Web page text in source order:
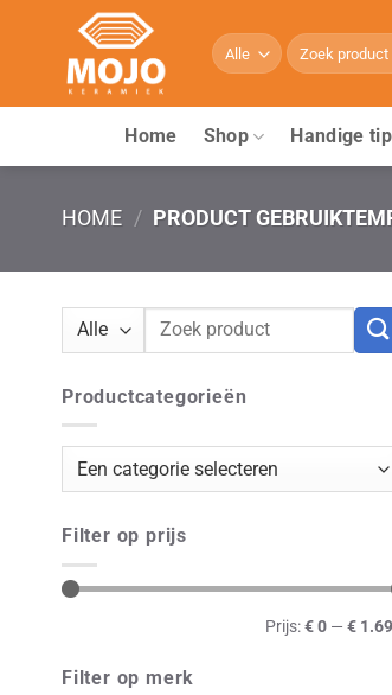
Zoeken
naar:
Home Shop Handige
HOME / PRODUCT
Zoeken
Productcategorieën
Filter op prijs
Prijs:€ 0— €
Filter op merk